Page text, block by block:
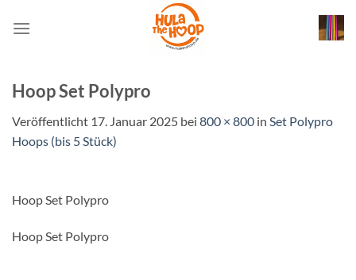
Inhalt
Hoop Set Polypro
Veröffentlicht 17. Januar 2025 bei 800 × 800 in Set Polypro
Hoops (bis 5 Stück)
Hoop Set Polypro
Hoop Set Polypro